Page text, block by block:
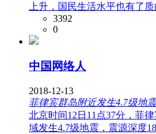
上升，国民生活水平也有了
3392
0
中国网络人
2018-12-13
菲律宾群岛附近发生4.7级地
北京时间12日11点37分，菲
域发生4.7级地震，震源深度